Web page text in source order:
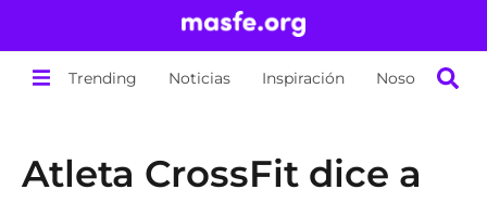
Trending Noticias Inspiración Nosotros
Atleta CrossFit dice a